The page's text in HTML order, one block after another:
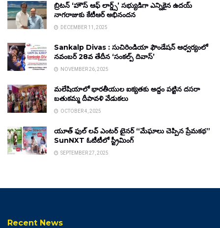
బ్రిటన్ ‘హౌస్ ఆఫ్ లార్డ్స్’ సభ్యుడిగా ఎన్నికైన ఉదయ్
నాగరాజుకు కేటీఆర్ అభినందన
DECEMBER 11, 2025
Sankalp Divas : సుచిరిండియా ఫౌండేషన్ ఆధ్వర్యంలో
నవంబర్ 28వ తేదీన ‘సంకల్ప్ దివాస్’
NOVEMBER 26, 2025
మలేషియాలో భారతీయుల ఐక్యతకు అద్దం పట్టిన దసరా
బతుకమ్మ దీపావళి వేడుకలు
OCTOBER 4, 2025
యూత్ ఫుల్ లవ్ ఎంటర్ టైనర్ “మేఘాలు చెప్పిన ప్రేమకథ”
SunNXT ఓటీటీలో స్ట్రీమింగ్
SEPTEMBER 27, 2025
Recent News